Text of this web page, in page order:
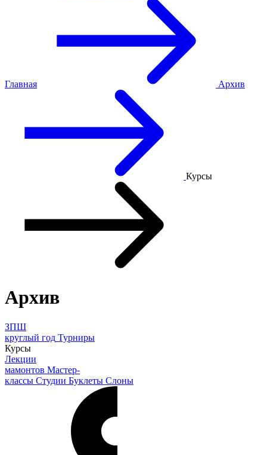
Главная Архив
Курсы
Архив
ЗПШ
круглый год Турниры
Курсы
Лекции
мамонтов Мастер-
классы Студии Буклеты Слоны